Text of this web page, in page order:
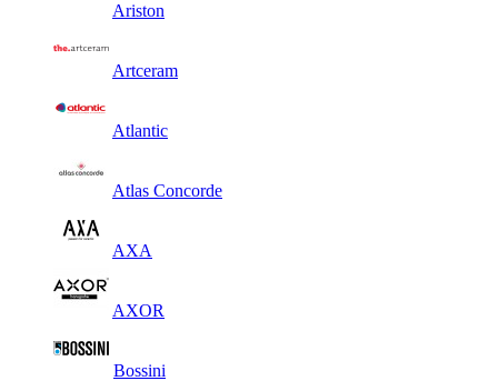
Ariston
Artceram
Atlantic
Atlas Concorde
AXA
AXOR
Bossini